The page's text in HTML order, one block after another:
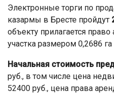
Электронные торги по
казармы в Бресте пройдут
объекту прилагается
участка размером 0,2686 га
Начальная стоимость
руб., в том числе цена
52400 руб., цена права